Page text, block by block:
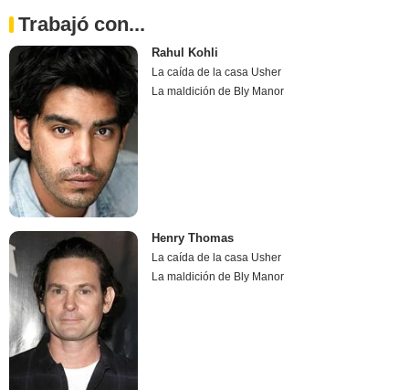
Trabajó con...
Rahul Kohli
La caída de la casa Usher
La maldición de Bly Manor
Henry Thomas
La caída de la casa Usher
La maldición de Bly Manor